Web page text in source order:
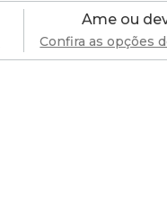
Ame ou
Confira as opções